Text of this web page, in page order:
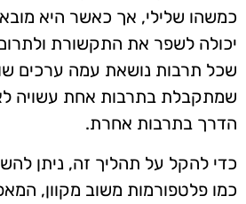
כמשהו שלילי, אך כאשר היא
יכולה לשפר את התקשורת
שכל תרבות נושאת עמה ערכים
שמתקבלת בתרבות אחת עשויה
הדרך בתרבות אחרת.
כדי להקל על תהליך זה, ניתן
כמו פלטפורמות משוב מקוון,